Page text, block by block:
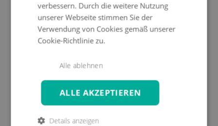
* Die angegebenen Abmessungen können von denen des
DAS KÖNNTE IHNEN AUCH
GEFALLEN
-20%
verbessern. Durch die weitere Nutzung
unserer Webseite stimmen Sie der
Verwendung von Cookies gemäß unserer
Cookie-Richtlinie zu.
ALLE AKZEPTIEREN
Alle ablehnen
Details anzeigen